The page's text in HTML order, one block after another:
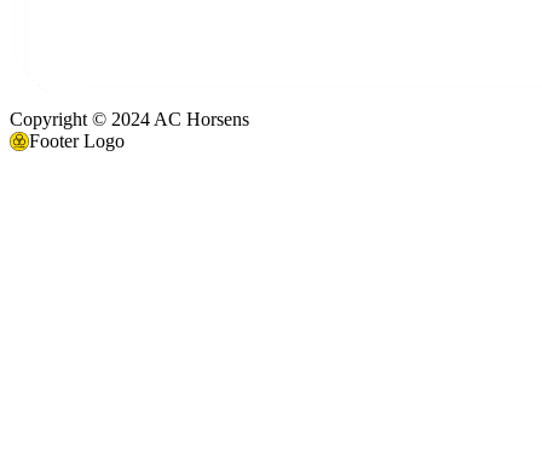
Copyright © 2024 AC Horsens
Footer Logo